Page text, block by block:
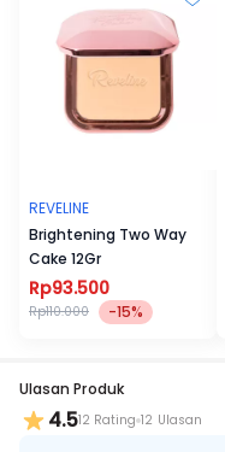
REVELINE
Brightening Two Way
Cake 12Gr
Rp93.500
Rp110.000 -15%
Ulasan Produk
4.512 Rating 12 Ulasan